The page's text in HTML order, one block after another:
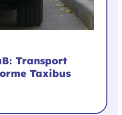
Transport
Taxibus